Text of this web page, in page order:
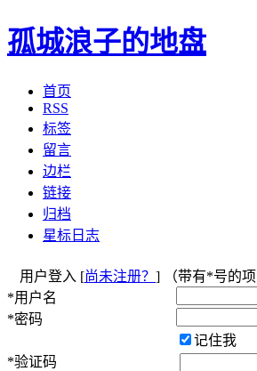
孤城浪子的地盘
首页
RSS
标签
留言
边栏
链接
归档
星标日志
用户登入 [尚未注册？ ] （带有*号的项
*用户名
*密码
记住我
*验证码